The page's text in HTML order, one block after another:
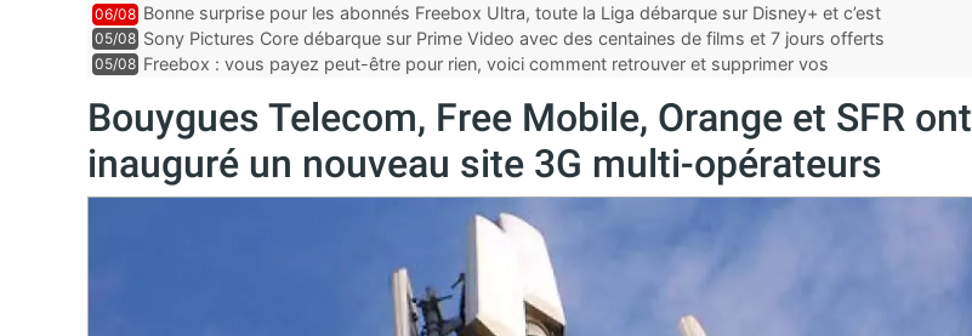
06/08 Bonne surprise pour les abonnés Freebox Ultra, toute la Liga débarque sur Disney+ et c’est
inclus
05/08 Sony Pictures Core débarque sur Prime Video avec des centaines de films et 7 jours offerts
05/08 Freebox : vous payez peut-être pour rien, voici comment retrouver et supprimer vos
Bouygues Telecom, Free Mobile, Orange et SFR ont
inauguré un nouveau site 3G multi-opérateurs